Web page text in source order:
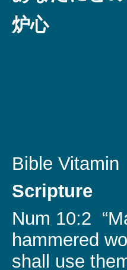
炉心
Bible Vitamin
Scripture
Num 10:2
hammered
shall use